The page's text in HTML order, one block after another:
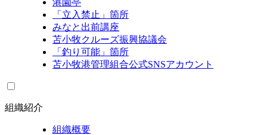
港園亭
「立入禁止」箇所
みなと出前講座
苫小牧クルーズ振興協議会
「釣り可能」箇所
苫小牧港管理組合公式SNSアカウント
組織紹介
組織概要